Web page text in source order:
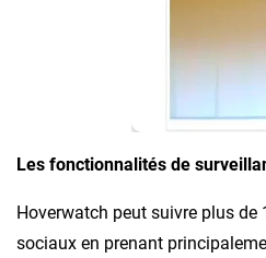
Les fonctionnalités de
Hoverwatch peut suivre plus
sociaux en prenant